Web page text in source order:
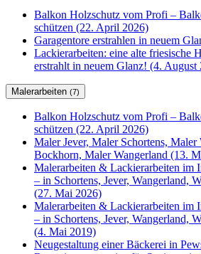
Balkon Holzschutz vom Profi –
schützen (22. April 2026)
Garagentore erstrahlen in neuem
Lackierarbeiten: eine alte friesische
erstrahlt in neuem Glanz! (4. August
Malerarbeiten (7)
Balkon Holzschutz vom Profi –
schützen (22. April 2026)
Maler Jever, Maler Schortens,
Bockhorn, Maler Wangerland (13.
Malerarbeiten & Lackierarbeiten im
– in Schortens, Jever, Wangerland,
(27. Mai 2026)
Malerarbeiten & Lackierarbeiten im
– in Schortens, Jever, Wangerland,
(4. Mai 2019)
Neugestaltung einer Bäckerei in